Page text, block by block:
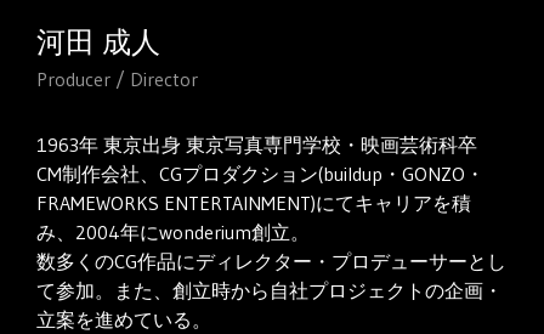
河田 成人
Producer / Director
1963年 東京出身 東京写真専門学校・映画芸術科卒
CM制作会社、CGプロダクション(buildup・GONZO・
FRAMEWORKS ENTERTAINMENT)にてキャリアを積
み、2004年にwonderium創立。
数多くのCG作品にディレクター・プロデューサーとし
て参加。また、創立時から自社プロジェクトの企画・
立案を進めている。